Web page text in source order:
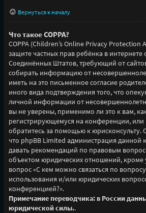
Вернуться к началу
Что такое COPPA?
COPPA (Children’s Online Privacy Protection
защите частных прав ребёнка в интернете
Соединённых Штатов, требующий от
собирать информацию от
иметь на это письменное согласие
иного вида подтверждения того, что
личной информации от
вы не уверены, применимо ли это к вам,
регистрирующемуся на конференции,
обратитесь за помощью к юрисконсульту.
что phpBB Limited администрация
давать рекомендаций по правовым
объектом юридических отношений, кроме
вопрос «С кем можно связаться по
использования и/или юридических
конференцией?».
Примечание переводчика: в России
юридической силы..